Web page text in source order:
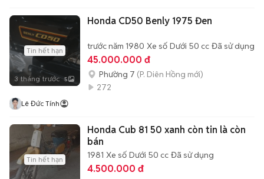
Tin hết hạn
3 tháng trước 5
Honda CD50 Benly 1975 Đen
trước năm 1980 Xe số Dưới 50 cc Đã sử dụng
45.000.000 đ
Phường 7 (P. Diên Hồng mới)
272
Lê Đức Tính
Tin hết hạn
Honda Cub 81 50 xanh còn tin là còn
bán
1981 Xe số Dưới 50 cc Đã sử dụng
4.500.000 đ